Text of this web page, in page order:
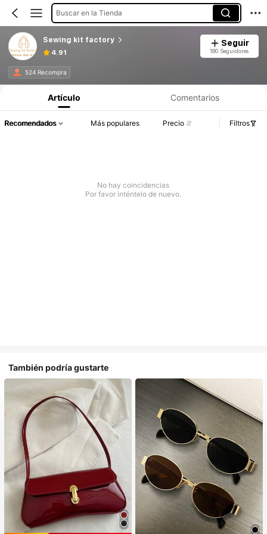
Buscar en la Tienda
Sewing kit factory
4.91
Seguir
180 Seguidores
524 Recompra
Artículo Comentarios
Recomendados Más populares Precio Filtros
No hay coincidencias
Por favor inténtelo de nuevo.
También podría gustarte